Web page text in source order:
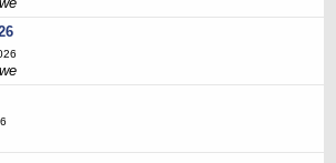
archiwa